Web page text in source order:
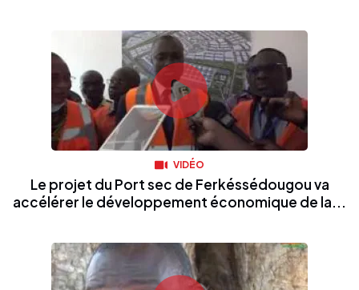
VIDÉO
Le projet du Port sec de Ferkéssédougou va
accélérer le développement économique de la...